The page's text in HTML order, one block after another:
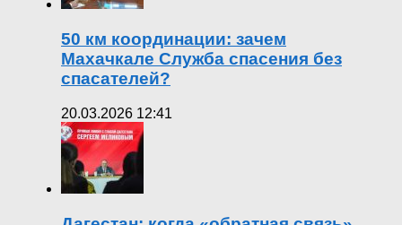
50 км координации: зачем
Махачкале Служба спасения без
спасателей?
20.03.2026 12:41